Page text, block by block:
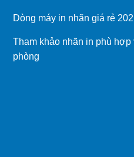
Dòng máy in nhãn giá rẻ
Tham khảo nhãn in phù hợp
phòng